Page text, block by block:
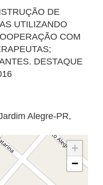
DE
UTILIZANDO
COM
DESTAQUE
Alegre-PR,
+
−